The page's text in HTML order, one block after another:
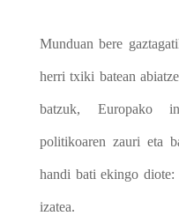
Munduan bere
herri txiki batean
batzuk, Europako
politikoaren zauri eta
handi bati ekingo diote:
izatea.